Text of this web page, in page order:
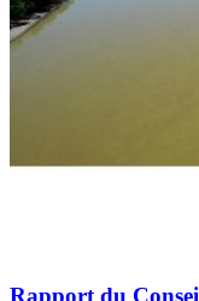
Rapport du